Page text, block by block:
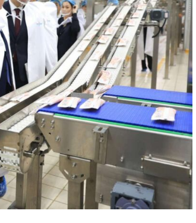
Company